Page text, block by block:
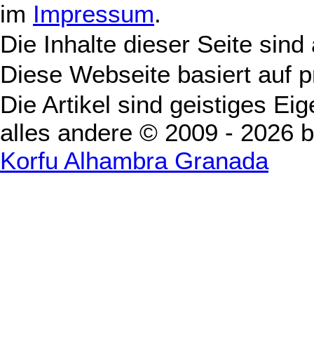
im Impressum.
Die Inhalte dieser Seite
Diese Webseite basiert auf
Die Artikel sind geistiges
alles andere © 2009 - 2026
Korfu Alhambra Granada